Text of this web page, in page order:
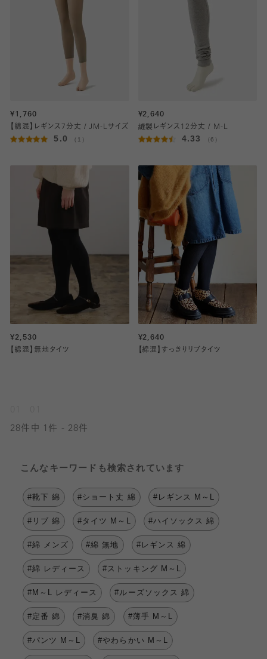
¥1,760
【綿混】レギンス7分丈 / JM-Lサイズ
5.0 （1）
¥2,640
縫製レギンス12分丈 / M-L
4.33 （6）
¥2,530
【綿混】無地タイツ
¥2,640
【綿混】すっきりリブタイツ
28件中 1件 - 28件
こんなキーワードも検索されています
#靴下 綿 #ショート丈 綿 #レギンス M～L
#リブ 綿 #タイツ M～L #ハイソックス 綿
#綿 メンズ #綿 無地 #レギンス 綿
#綿 レディース #ストッキング M～L
#M～L レディース #ルーズソックス 綿
#定番 綿 #消臭 綿 #薄手 M～L
#パンツ M～L #やわらかい M～L